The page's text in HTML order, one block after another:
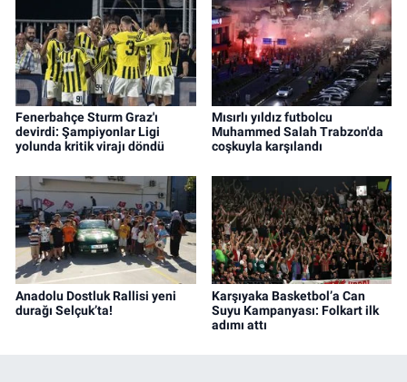
Fenerbahçe Sturm Graz'ı
devirdi: Şampiyonlar Ligi
yolunda kritik virajı döndü
Mısırlı yıldız futbolcu
Muhammed Salah Trabzon'da
coşkuyla karşılandı
Anadolu Dostluk Rallisi yeni
durağı Selçuk’ta!
Karşıyaka Basketbol’a Can
Suyu Kampanyası: Folkart ilk
adımı attı